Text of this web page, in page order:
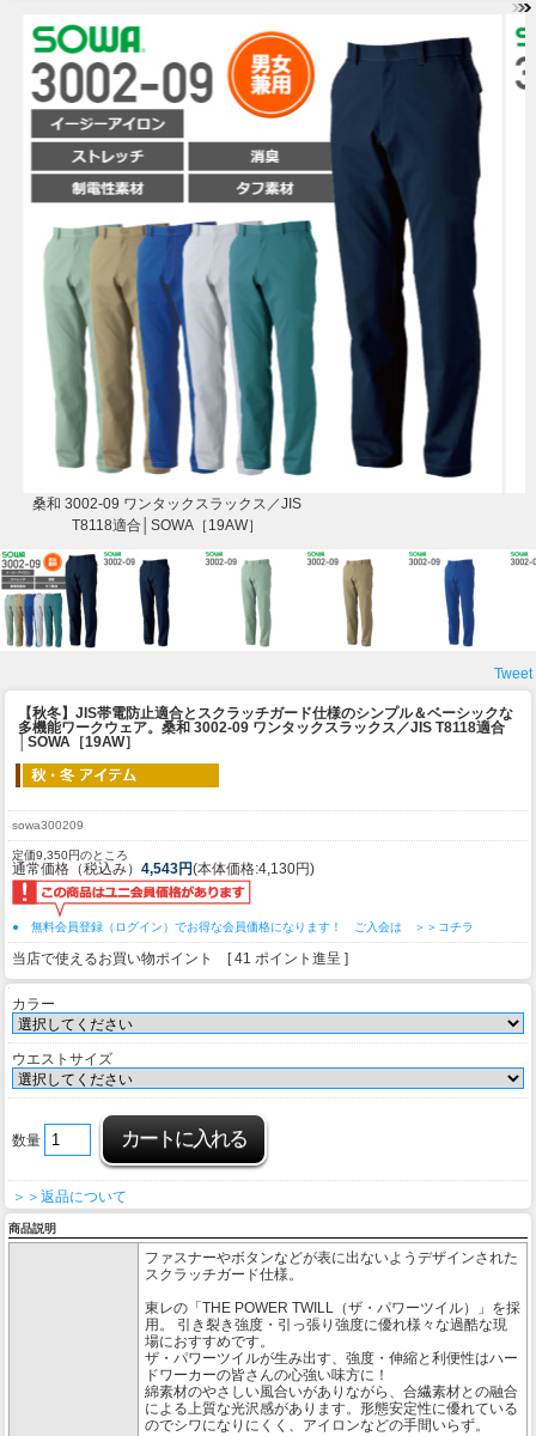
桑和 3002-09 ワンタックスラックス／JIS
T8118適合│SOWA［19AW］
Tweet
【秋冬】JIS帯電防止適合とスクラッチガード仕様のシンプル＆ベーシックな
多機能ワークウェア。 桑和 3002-09 ワンタックスラックス／JIS T8118適合
│SOWA［19AW］
sowa300209
定価9,350円のところ
通常価格（税込み） 4,543円(本体価格:4,130円)
● 無料会員登録（ログイン）でお得な会員価格になります！ ご入会は ＞＞コチラ
当店で使えるお買い物ポイント [ 41 ポイント進呈 ]
カラー
ウエストサイズ
数量
＞＞返品について
商品説明
ファスナーやボタンなどが表に出ないようデザインされた
スクラッチガード仕様。
東レの「THE POWER TWILL（ザ・パワーツイル）」を採
用。 引き裂き強度・引っ張り強度に優れ様々な過酷な現
場におすすめです。
ザ・パワーツイルが生み出す、強度・伸縮と利便性はハー
ドワーカーの皆さんの心強い味方に！
綿素材のやさしい風合いがありながら、合繊素材との融合
による上質な光沢感があります。形態安定性に優れている
のでシワになりにくく、アイロンなどの手間いらず。